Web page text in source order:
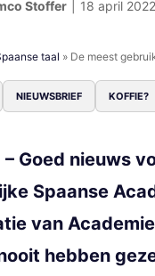
Stoffer 18 april
taal » De meest
NIEUWSBRIEF KOFFIE?
– Goed nieuws
Spaanse
van
hebben